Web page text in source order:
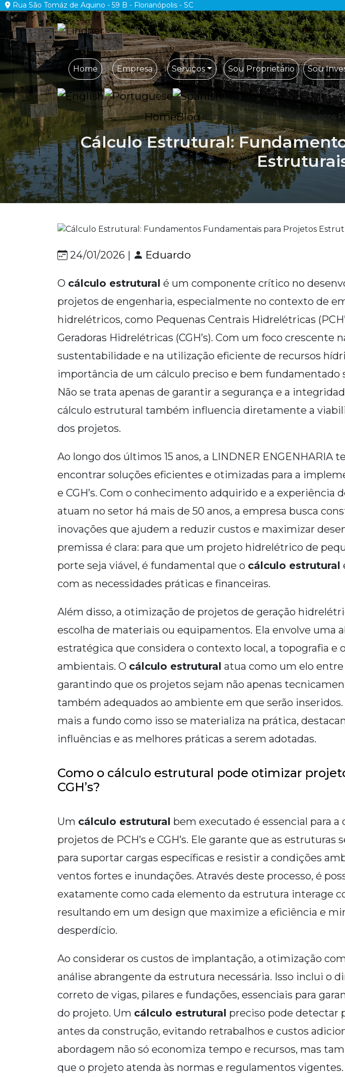
Rua São Tomáz de Aquino - 59 B - Florianópolis - SC
Home Empresa Serviços Sou Proprietário Sou
HomeBlogCálculo Estrutural: Fundamentos
Cálculo Estrutural:
24/01/2026 | Eduardo
O cálculo estrutural é um componente crítico no
projetos de engenharia, especialmente no contexto de
hidrelétricos, como Pequenas Centrais Hidrelétricas
Geradoras Hidrelétricas (CGH’s). Com um foco crescente
sustentabilidade e na utilização eficiente de recursos
importância de um cálculo preciso e bem fundamentado
Não se trata apenas de garantir a segurança e a
cálculo estrutural também influencia diretamente a
dos projetos.
Ao longo dos últimos 15 anos, a LINDNER ENGENHARIA
encontrar soluções eficientes e otimizadas para a
e CGH’s. Com o conhecimento adquirido e a experiência
atuam no setor há mais de 50 anos, a empresa busca
inovações que ajudem a reduzir custos e maximizar
premissa é clara: para que um projeto hidrelétrico de
porte seja viável, é fundamental que o cálculo estrutural
com as necessidades práticas e financeiras.
Além disso, a otimização de projetos de geração
escolha de materiais ou equipamentos. Ela envolve uma
estratégica que considera o contexto local, a topografia e
ambientais. O cálculo estrutural atua como um elo entre
garantindo que os projetos sejam não apenas
também adequados ao ambiente em que serão inseridos.
mais a fundo como isso se materializa na prática,
influências e as melhores práticas a serem adotadas.
Como o cálculo estrutural pode otimizar
CGH’s?
Um cálculo estrutural bem executado é essencial para a
projetos de PCH’s e CGH’s. Ele garante que as estruturas
para suportar cargas específicas e resistir a condições
ventos fortes e inundações. Através deste processo, é
exatamente como cada elemento da estrutura interage
resultando em um design que maximize a eficiência e
desperdício.
Ao considerar os custos de implantação, a otimização
análise abrangente da estrutura necessária. Isso inclui o
correto de vigas, pilares e fundações, essenciais para
do projeto. Um cálculo estrutural preciso pode detectar
antes da construção, evitando retrabalhos e custos
abordagem não só economiza tempo e recursos, mas
que o projeto atenda às normas e regulamentos vigentes.